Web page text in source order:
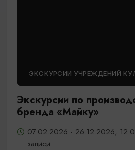
ЭКСКУРСИИ УЧРЕЖДЕНИЙ
Экскурсии по
бренда «Майку»
07.02.2026 - 26.12.2026,
записи